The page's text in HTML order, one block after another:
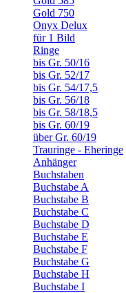
Gold 750
Onyx Delux
für 1 Bild
Ringe
bis Gr. 50/16
bis Gr. 52/17
bis Gr. 54/17,5
bis Gr. 56/18
bis Gr. 58/18,5
bis Gr. 60/19
über Gr. 60/19
Trauringe - Eheringe
Anhänger
Buchstaben
Buchstabe A
Buchstabe B
Buchstabe C
Buchstabe D
Buchstabe E
Buchstabe F
Buchstabe G
Buchstabe H
Buchstabe I